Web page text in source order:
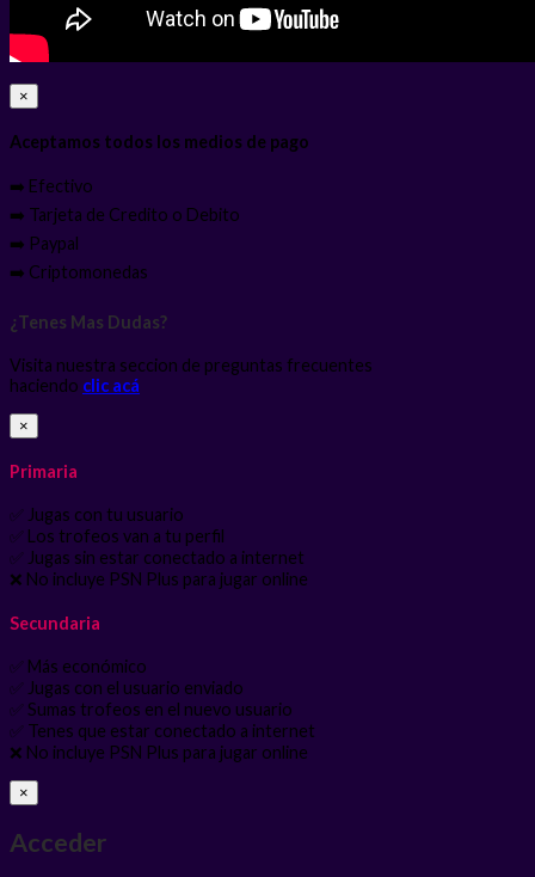
×
Aceptamos todos los medios de pago
➡️ Efectivo
➡️ Tarjeta de Credito o Debito
➡️ Paypal
➡️ Criptomonedas
¿Tenes Mas Dudas?
Visita nuestra seccion de preguntas frecuentes
haciendo clic acá
×
Primaria
✅ Jugas con tu usuario
✅ Los trofeos van a tu perfil
✅ Jugas sin estar conectado a internet
❌ No incluye PSN Plus para jugar online
Secundaria
✅ Más económico
✅ Jugas con el usuario enviado
✅ Sumas trofeos en el nuevo usuario
✅ Tenes que estar conectado a internet
❌ No incluye PSN Plus para jugar online
×
Acceder